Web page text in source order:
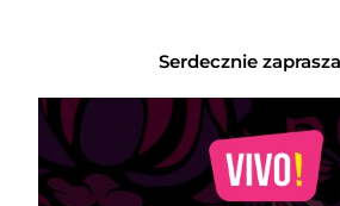
Serdecznie